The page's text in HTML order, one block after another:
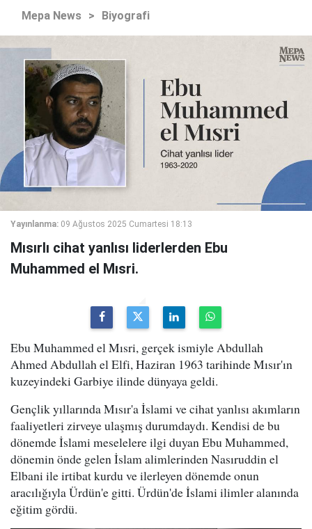
Mepa News > Biyografi
Yayınlanma: 09 Ağustos 2025 Cumartesi 18:13
Mısırlı cihat yanlısı liderlerden Ebu
Muhammed el Mısri.
Ebu Muhammed el Mısri, gerçek ismiyle Abdullah
Ahmed Abdullah el Elfi, Haziran 1963 tarihinde Mısır'ın
kuzeyindeki Garbiye ilinde dünyaya geldi.
Gençlik yıllarında Mısır'a İslami ve cihat yanlısı akımların
faaliyetleri zirveye ulaşmış durumdaydı. Kendisi de bu
dönemde İslami meselelere ilgi duyan Ebu Muhammed,
dönemin önde gelen İslam alimlerinden Nasıruddin el
Elbani ile irtibat kurdu ve ilerleyen dönemde onun
aracılığıyla Ürdün'e gitti. Ürdün'de İslami ilimler alanında
eğitim gördü.